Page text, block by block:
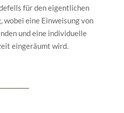
für den eigentlichen
wobei eine Einweisung von
und eine individuelle
eingeräumt wird.